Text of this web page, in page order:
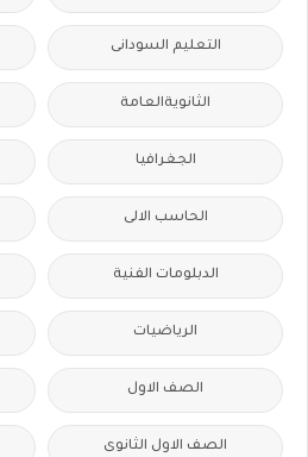
التعليم السودانى
الثانويةالعامة
الجغرافيا
الحاسب الالى
الدبلومات الفنية
الرياضيات
الصف الاول
الصف الاول الثانوى